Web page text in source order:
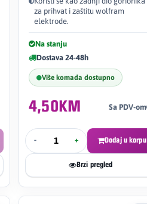
za prihvat i zaštitu wolfram
elektrode.
Na stanju
Dostava 24-48h
Više komada dostupno
4,50KM Sa PDV-om
- + Dodaj u korpu
Brzi pregled